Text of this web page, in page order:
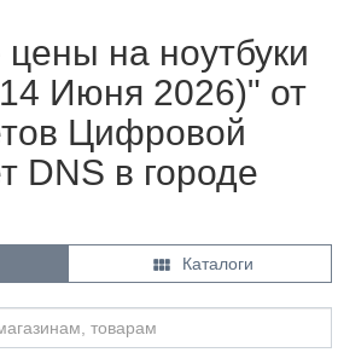
на ноутбуки
Июня 2026)" от
Цифровой
DNS в городе
 Каталоги